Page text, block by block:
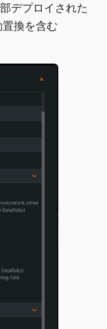
デプロイされた
換を含む